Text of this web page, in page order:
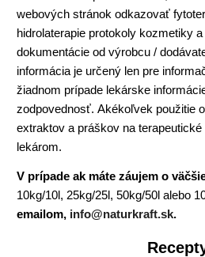
webových stránok odkazovať
hidrolaterapie protokoly kozmetiky
dokumentácie od výrobcu /
informácia je určený len pre
žiadnom prípade lekárske
zodpovednosť. Akékoľvek použitie
extraktov a práškov na
lekárom.
V prípade ak máte záujem o
10kg/10l, 25kg/25l, 50kg/50l alebo
emailom, info@naturkraft.sk.